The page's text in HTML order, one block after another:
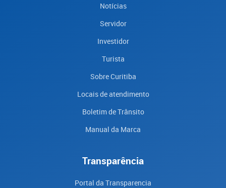
Notícias
Servidor
Investidor
Turista
Sobre Curitiba
Locais de atendimento
Boletim de Trânsito
Manual da Marca
Transparência
Portal da Transparencia